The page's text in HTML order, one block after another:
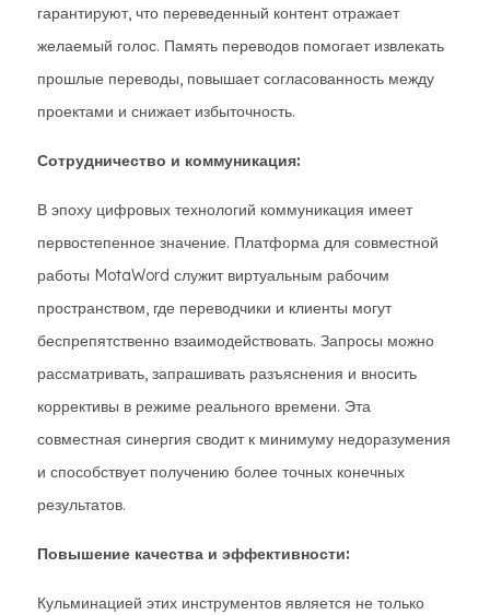
гарантируют, что переведенный контент отражает
желаемый голос. Память переводов помогает извлекать
прошлые переводы, повышает согласованность между
проектами и снижает избыточность.
Сотрудничество и коммуникация:
В эпоху цифровых технологий коммуникация имеет
первостепенное значение. Платформа для совместной
работы MotaWord служит виртуальным рабочим
пространством, где переводчики и клиенты могут
беспрепятственно взаимодействовать. Запросы можно
рассматривать, запрашивать разъяснения и вносить
коррективы в режиме реального времени. Эта
совместная синергия сводит к минимуму недоразумения
и способствует получению более точных конечных
результатов.
Повышение качества и эффективности:
Кульминацией этих инструментов является не только